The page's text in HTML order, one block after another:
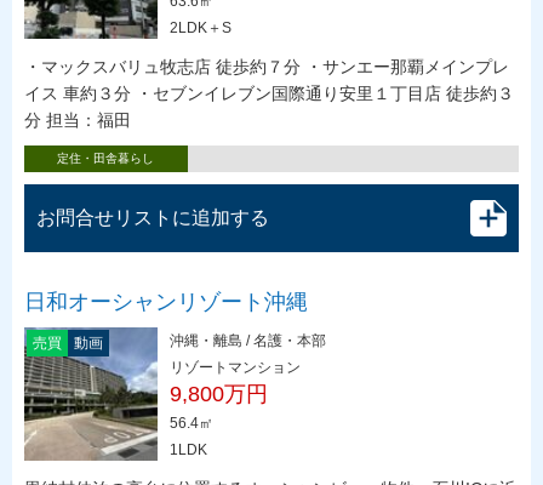
2LDK＋S
・マックスバリュ牧志店 徒歩約７分 ・サンエー那覇メインプレ
イス 車約３分 ・セブンイレブン国際通り安里１丁目店 徒歩約３
分 担当：福田
定住・田舎暮らし
お問合せリストに追加する
日和オーシャンリゾート沖縄
売買 動画
沖縄・離島 / 名護・本部
リゾートマンション
9,800万円
56.4㎡
1LDK